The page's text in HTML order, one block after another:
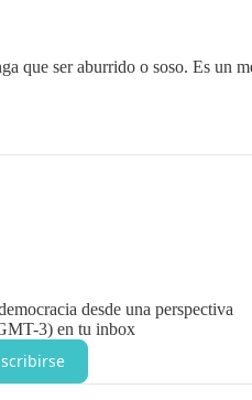
que ser aburrido o soso. Es un
desde una perspectiva
3) en tu inbox